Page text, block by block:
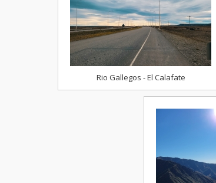
Rio Gallegos - El Calafate